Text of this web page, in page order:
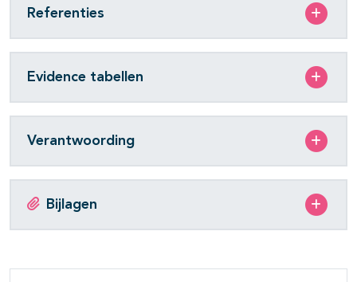
Referenties
Evidence tabellen
Verantwoording
Bijlagen